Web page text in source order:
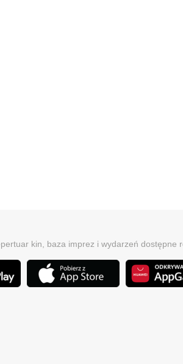
kin, baza imprez i wydarzeń dostępne